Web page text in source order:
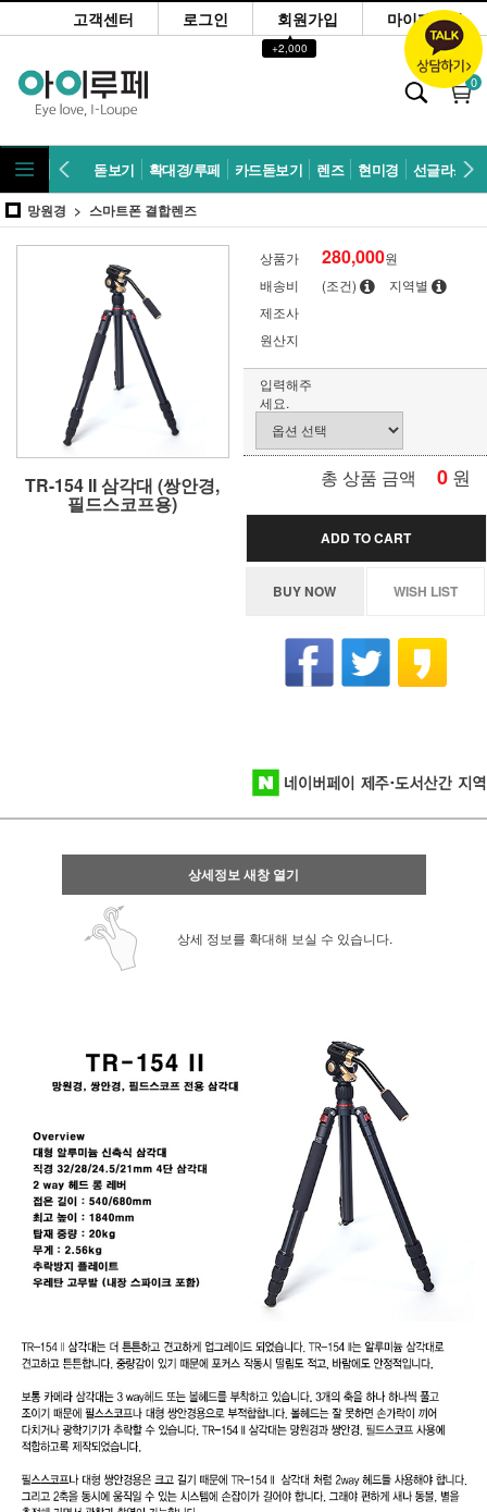
고객센터 로그인 회원가입
▲
+2,000
마이페이지
0
돋보기 확대경/루페 카드돋보기 렌즈 현미경 선글라스
망원경 스마트폰 결합렌즈
TR-154 II 삼각대 (쌍안경,
필드스코프용)
상품가 280,000원
배송비
(조건)
지역별
제조사
원산지
입력해주
세요.
총 상품 금액 0 원
ADD TO CART
BUY NOW WISH LIST
상세정보 새창 열기
상세 정보를 확대해 보실 수 있습니다.